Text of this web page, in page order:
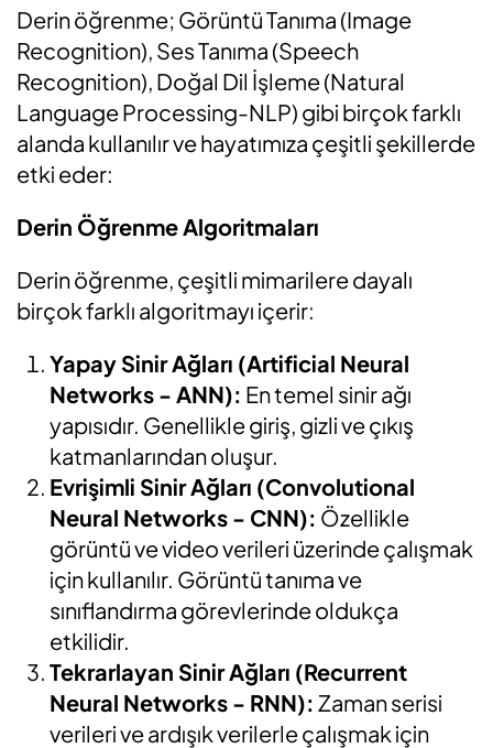
Derin öğrenme; Görüntü Tanıma (Image
Recognition), Ses Tanıma (Speech
Recognition), Doğal Dil İşleme (Natural
Language Processing-NLP) gibi birçok farklı
alanda kullanılır ve hayatımıza çeşitli şekillerde
etki eder:
Derin Öğrenme Algoritmaları
Derin öğrenme, çeşitli mimarilere dayalı
birçok farklı algoritmayı içerir:
Yapay Sinir Ağları (Artificial Neural
Networks - ANN): En temel sinir ağı
yapısıdır. Genellikle giriş, gizli ve çıkış
katmanlarından oluşur.
Evrişimli Sinir Ağları (Convolutional
Neural Networks - CNN): Özellikle
görüntü ve video verileri üzerinde çalışmak
için kullanılır. Görüntü tanıma ve
sınıflandırma görevlerinde oldukça
etkilidir.
Tekrarlayan Sinir Ağları (Recurrent
Neural Networks - RNN): Zaman serisi
verileri ve ardışık verilerle çalışmak için